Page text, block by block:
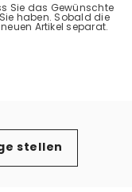
Sie das Gewünschte
haben. Sobald die
Artikel separat.
stellen